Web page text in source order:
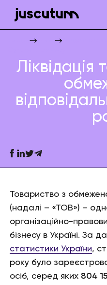
Ліквідація
Товариство з
(надалі – «ТОВ») –
організаційно-
бізнесу в Україні. За
статистики України,
року було
осіб, серед яких 804